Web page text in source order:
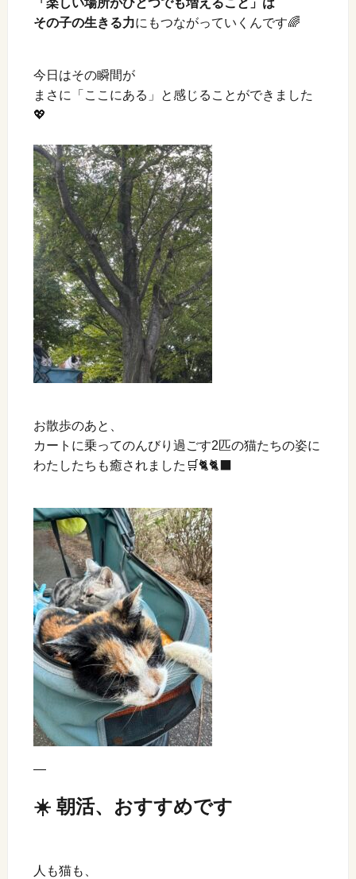
「楽しい場所がひとつでも増えること」は
その子の生きる力にもつながっていくんです🌈
今日はその瞬間が
まさに「ここにある」と感じることができました
💖
お散歩のあと、
カートに乗ってのんびり過ごす2匹の猫たちの姿に
わたしたちも癒されました🛒🐈🐈‍⬛
—
☀️ 朝活、おすすめです
人も猫も、